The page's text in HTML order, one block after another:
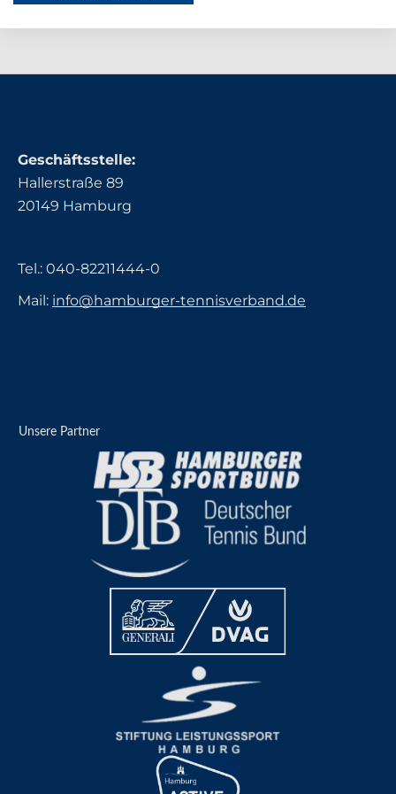
Geschäftsstelle:
Hallerstraße 89
20149 Hamburg
Tel.: 040-82211444-0
Mail: info@hamburger-tennisverband.de
Unsere Partner